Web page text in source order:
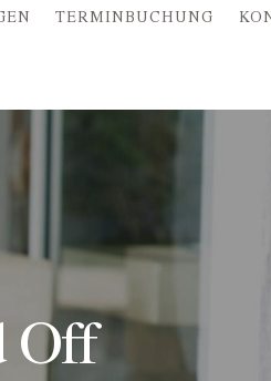
TERMINBUCHUNG
Off